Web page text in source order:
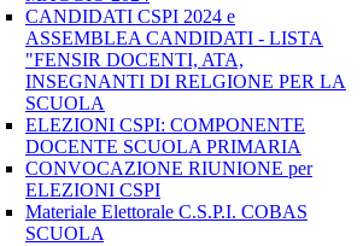
CANDIDATI CSPI 2024 e
ASSEMBLEA CANDIDATI - LISTA
"FENSIR DOCENTI, ATA,
INSEGNANTI DI RELGIONE PER LA
SCUOLA
ELEZIONI CSPI: COMPONENTE
DOCENTE SCUOLA PRIMARIA
CONVOCAZIONE RIUNIONE per
ELEZIONI CSPI
Materiale Elettorale C.S.P.I. COBAS
SCUOLA